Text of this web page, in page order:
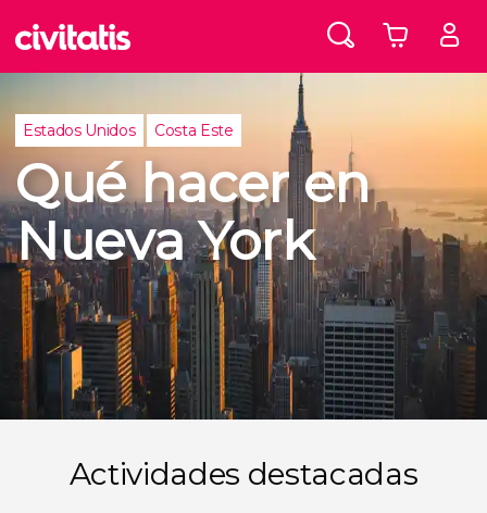
Estados Unidos Costa Este
Qué hacer en
Nueva York
Actividades destacadas